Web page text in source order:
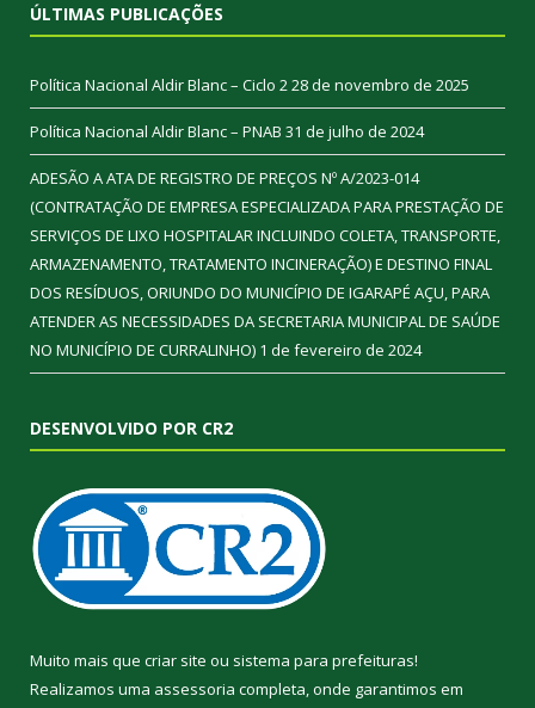
ÚLTIMAS PUBLICAÇÕES
Política Nacional Aldir Blanc – Ciclo 228 de novembro de 2025
Política Nacional Aldir Blanc – PNAB 31 de julho de 2024
ADESÃO A ATA DE REGISTRO DE PREÇOS Nº A/2023-014
(CONTRATAÇÃO DE EMPRESA ESPECIALIZADA PARA PRESTAÇÃO DE
SERVIÇOS DE LIXO HOSPITALAR INCLUINDO COLETA, TRANSPORTE,
ARMAZENAMENTO, TRATAMENTO INCINERAÇÃO) E DESTINO FINAL
DOS RESÍDUOS, ORIUNDO DO MUNICÍPIO DE IGARAPÉ AÇU, PARA
ATENDER AS NECESSIDADES DA SECRETARIA MUNICIPAL DE SAÚDE
NO MUNICÍPIO DE CURRALINHO) 1 de fevereiro de 2024
DESENVOLVIDO POR CR2
Muito mais que criar site ou sistema para prefeituras!
Realizamos uma assessoria completa, onde garantimos em